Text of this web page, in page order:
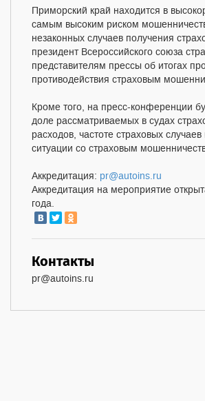
Приморский край находится в
самым высоким риском
незаконных случаев получения
президент Всероссийского союза
представителям прессы об итогах
противодействия страховым
Кроме того, на пресс-конференции
доле рассматриваемых в судах
расходов, частоте страховых
ситуации со страховым
Аккредитация: pr@autoins.ru
Аккредитация на мероприятие
года.
Контакты
pr@autoins.ru